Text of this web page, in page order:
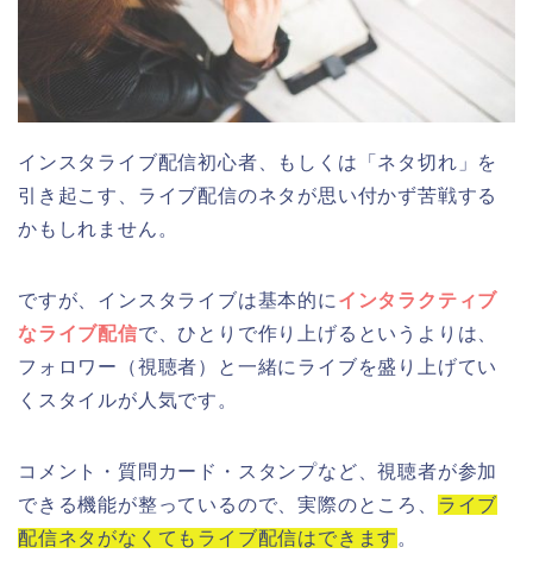
インスタライブ配信初心者、もしくは「ネタ切れ」を
引き起こす、ライブ配信のネタが思い付かず苦戦する
かもしれません。
ですが、インスタライブは基本的に インタラクティブ
なライブ配信で、ひとりで作り上げるというよりは、
フォロワー（視聴者）と一緒にライブを盛り上げてい
くスタイルが人気です。
コメント・質問カード・スタンプなど、視聴者が参加
できる機能が整っているので、実際のところ、 ライブ
配信ネタがなくてもライブ配信はできます 。